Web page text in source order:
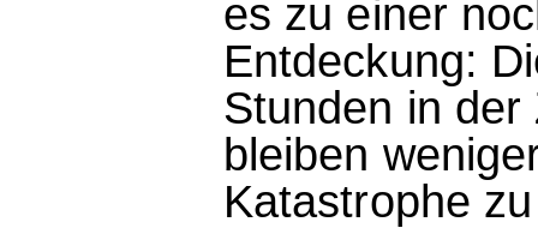
es zu einer
Entdeckung:
Stunden in
bleiben
Katastrophe